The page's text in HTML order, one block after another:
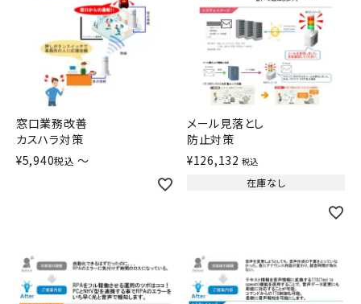
LED照明
センサ機器
散光式警光灯
オプション
ガイドライン
パトライトカタログ
窓口業務改善
カスハラ対策
¥5,940税込 〜
メール見落とし
防止対策
¥126,132 税込
在庫なし